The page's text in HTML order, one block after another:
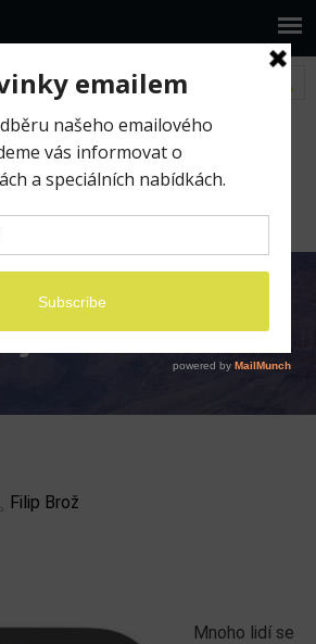
Klíčenka na
Filip Brož
Mnoho lidí se